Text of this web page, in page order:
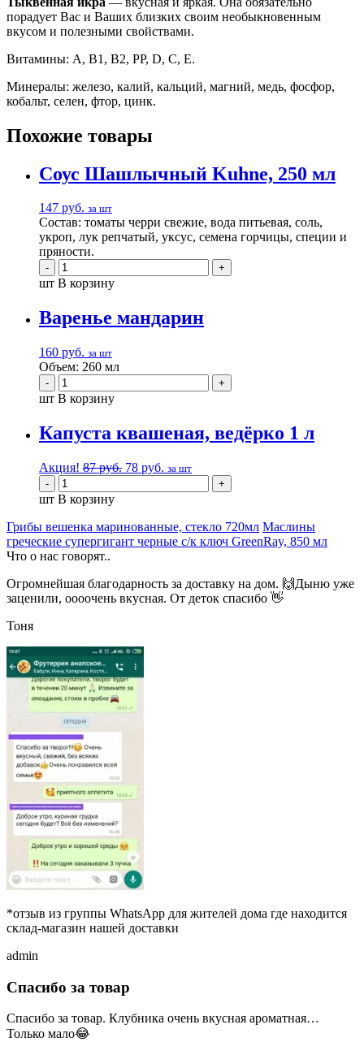
порадует Вас и Ваших близких своим необыкновенным
вкусом и полезными свойствами.
Витамины: А, В1, В2, РР, D, С, Е.
Минералы: железо, калий, кальций, магний, медь, фосфор,
кобальт, селен, фтор, цинк.
Похожие товары
Соус Шашлычный Kuhne, 250 мл
147 руб. за шт
Состав: томаты черри свежие, вода питьевая, соль,
укроп, лук репчатый, уксус, семена горчицы, специи и
пряности.
шт В корзину
Варенье мандарин
160 руб. за шт
Объем: 260 мл
шт В корзину
Капуста квашеная, ведёрко 1 л
Акция! 87руб. 78 руб. за шт
шт В корзину
Грибы вешенка маринованные, стекло 720мл Маслины
греческие супергигант черные с/к ключ GreenRay, 850 мл
Что о нас говорят..
Огромнейшая благодарность за доставку на дом. 🙌Дыню уже
заценили, оооочень вкусная. От деток спасибо 👋
Тоня
*отзыв из группы WhatsApp для жителей дома где находится
склад-магазин нашей доставки
admin
Спасибо за товар
Спасибо за товар. Клубника очень вкусная ароматная…
Только мало😂